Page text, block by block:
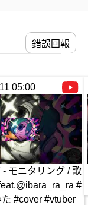
錯誤回報
05:00
- モニタリング / 歌
#
#cover #vtuber